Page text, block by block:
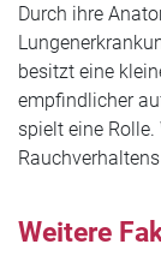
Durch ihre
besitzt eine
empfindlicher
spielt eine
Weitere